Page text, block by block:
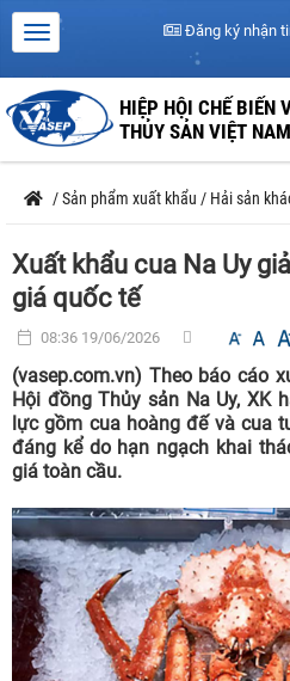
Đăng ký nhận
HIỆP HỘI CHẾ BIẾN
THỦY SẢN VIỆT NAM
/Sản phẩm xuất khẩu / Hải sản
Xuất khẩu cua Na Uy
giá quốc tế
08:36 19/06/2026
(vasep.com.vn) Theo báo cáo
Hội đồng Thủy sản Na Uy, XK
lực gồm cua hoàng đế và cua
đáng kể do hạn ngạch khai
giá toàn cầu.